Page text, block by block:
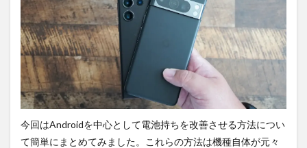
今回はAndroidを中心として電池持ちを改善させる方法につい
て簡単にまとめてみました。これらの方法は機種自体が元々